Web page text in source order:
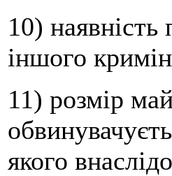
10) наявність
іншого
11) розмір
якого